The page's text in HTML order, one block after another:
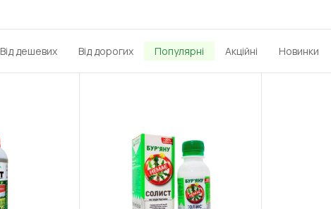
Від дешевих Від дорогих Популярні Акційні Новинки